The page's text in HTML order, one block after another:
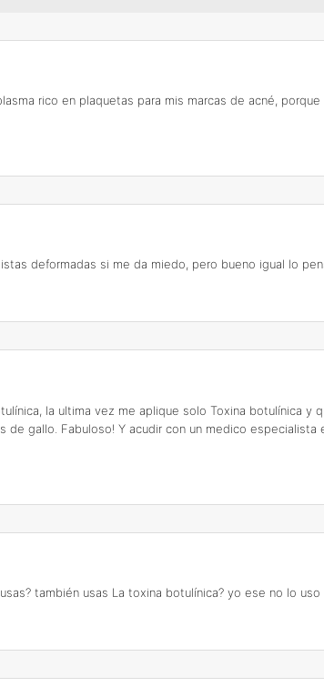
rico en plaquetas para mis marcas de acné,
deformadas si me da miedo, pero bueno igual lo
la ultima vez me aplique solo Toxina botulínica
gallo. Fabuloso! Y acudir con un medico
también usas La toxina botulínica? yo ese no lo uso